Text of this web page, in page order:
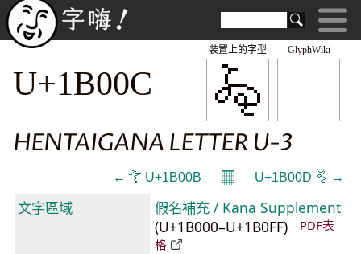
GlyphWiki
𛀌
裝置上的字型
U+1B00C
HENTAIGANA LETTER U-3
← 𛀋 U+1B00B 𝄜 U+1B00D 𛀍 →
文字區域
假名補充 / Kana Supplement
(U+1B000–U+1B0FF)
PDF表
格